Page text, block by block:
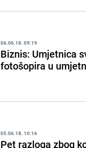
06.06.18. 09:19
Biznis: Umjetnica
fotošopira u
05.06.18. 10:16
Pet razloga zbog